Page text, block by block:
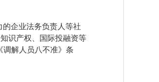
企业法务负责人等社
识产权、国际投融资等
调解人员八不准》条